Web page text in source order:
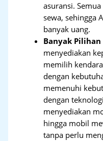
asuransi.
sewa, sehingga
banyak uang.
Banyak
menyediakan
memilih
dengan
memenuhi
dengan
menyediakan
hingga mobil
tanpa perlu